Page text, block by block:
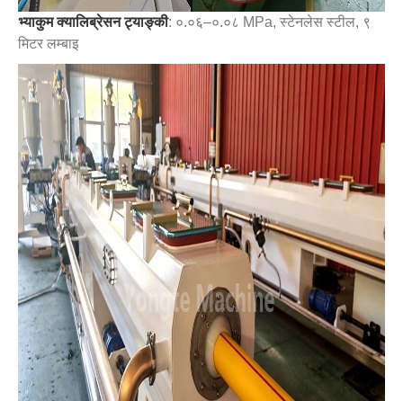
भ्याकुम क्यालिब्रेसन ट्याङ्की: ०.०६–०.०८ MPa, स्टेनलेस स्टील, ९ ​​
मिटर लम्बाइ